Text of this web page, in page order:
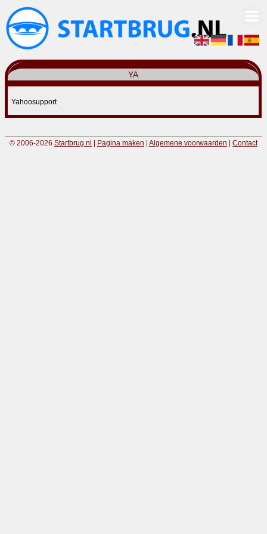
YA
Yahoosupport
© 2006-2026 Startbrug.nl | Pagina maken | Algemene voorwaarden | Contact